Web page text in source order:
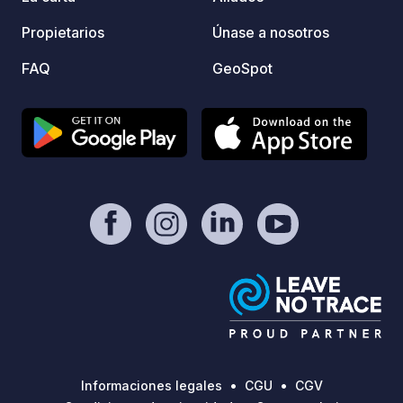
Propietarios
FAQ
Únase a nosotros
GeoSpot
Informaciones legales CGU
CGV